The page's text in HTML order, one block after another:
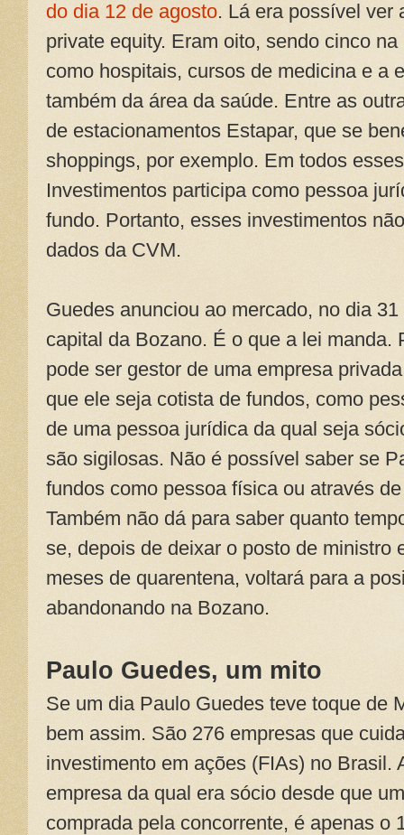
do dia 12 de agosto. Lá era possível ver
private equity. Eram oito, sendo cinco
como hospitais, cursos de medicina e a
também da área da saúde. Entre as
de estacionamentos Estapar, que se
shoppings, por exemplo. Em todos
Investimentos participa como pessoa
fundo. Portanto, esses investimentos
dados da CVM.
Guedes anunciou ao mercado, no dia
capital da Bozano. É o que a lei manda.
pode ser gestor de uma empresa
que ele seja cotista de fundos, como
de uma pessoa jurídica da qual seja
são sigilosas. Não é possível saber se
fundos como pessoa física ou através
Também não dá para saber quanto
se, depois de deixar o posto de ministro
meses de quarentena, voltará para a
abandonando na Bozano.
Paulo Guedes, um mito
Se um dia Paulo Guedes teve toque de
bem assim. São 276 empresas que
investimento em ações (FIAs) no Brasil.
empresa da qual era sócio desde que
comprada pela concorrente, é apenas o